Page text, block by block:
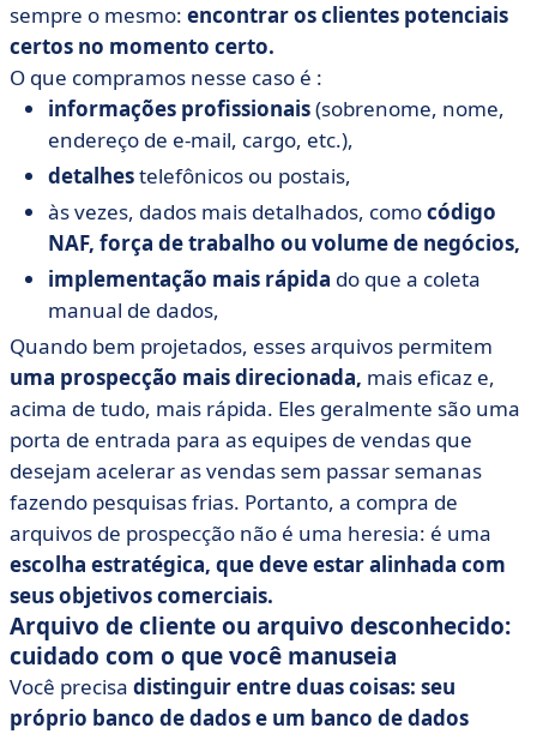
sempre o mesmo: encontrar os clientes potenciais
certos no momento certo.
O que compramos nesse caso é :
informações profissionais(sobrenome, nome,
endereço de e-mail, cargo, etc.),
detalhestelefônicos ou postais,
às vezes, dados mais detalhados, comocódigo
NAF, força de trabalho ou volume de negócios,
implementação mais rápida do que a coleta
manual de dados,
Quando bem projetados, esses arquivos permitem
uma prospecção mais direcionada, mais eficaz e,
acima de tudo, mais rápida. Eles geralmente são uma
porta de entrada para as equipes de vendas que
desejam acelerar as vendas sem passar semanas
fazendo pesquisas frias. Portanto, a compra de
arquivos de prospecção não é uma heresia: é uma
escolha estratégica, que deve estar alinhada com
seus objetivos comerciais.
Arquivo de cliente ou arquivo desconhecido:
cuidado com o que você manuseia
Você precisa distinguir entre duas coisas: seu
próprio banco de dados e um banco de dados